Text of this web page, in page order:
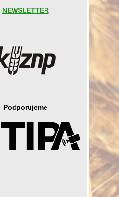
NEWSLETTER
Podporujeme